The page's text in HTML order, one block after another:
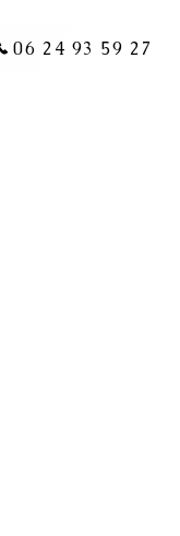
06 24 93 59 27